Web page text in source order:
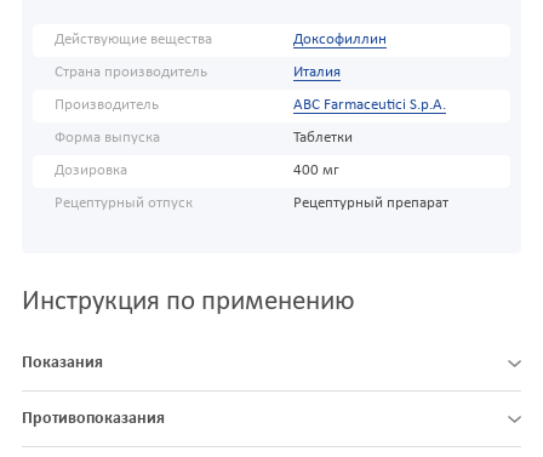
Действующие вещества Доксофиллин
Страна производитель Италия
Производитель ABC Farmaceutici S.p.A.
Форма выпуска Таблетки
Дозировка 400 мг
Рецептурный отпуск Рецептурный препарат
Инструкция по применению
Показания
Противопоказания